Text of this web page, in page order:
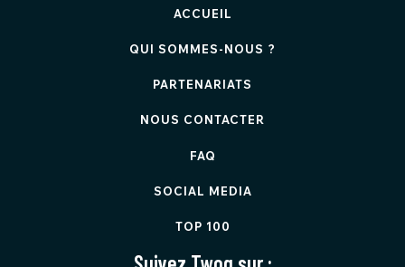
ACCUEIL
QUI SOMMES-NOUS ?
PARTENARIATS
NOUS CONTACTER
FAQ
SOCIAL MEDIA
TOP 100